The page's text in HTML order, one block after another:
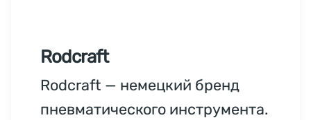
Rodcraft
Rodcraft — немецкий бренд
пневматического инструмента.